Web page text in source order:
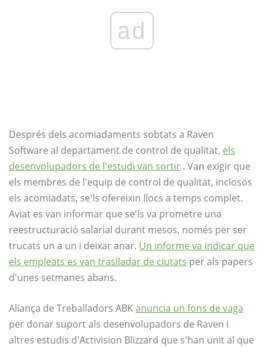
ad
Després dels acomiadaments sobtats a Raven
Software al departament de control de qualitat, els
desenvolupadors de l'estudi van sortir . Van exigir que
els membres de l'equip de control de qualitat, inclosos
els acomiadats, se'ls ofereixin llocs a temps complet.
Aviat es van informar que se'ls va prometre una
reestructuració salarial durant mesos, només per ser
trucats un a un i deixar anar. Un informe va indicar que
els empleats es van traslladar de ciutats per als papers
d'unes setmanes abans.
Aliança de Treballadors ABKanuncia un fons de vaga
per donar suport als desenvolupadors de Raven i
altres estudis d'Activision Blizzard que s'han unit al que